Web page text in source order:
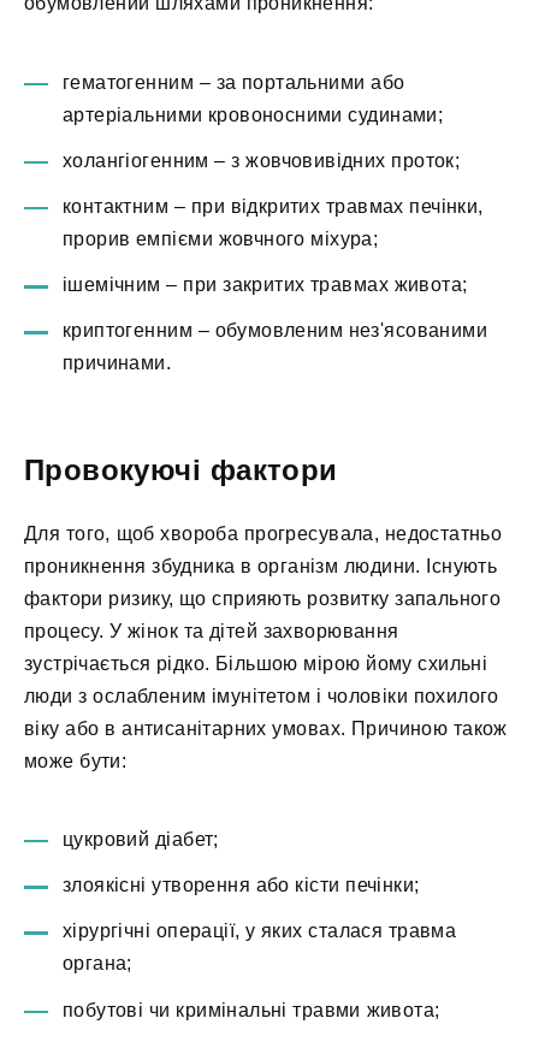
гематогенним – за портальними або
артеріальними кровоносними судинами;
холангіогенним – з жовчовивідних проток;
контактним – при відкритих травмах печінки,
прорив емпієми жовчного міхура;
ішемічним – при закритих травмах живота;
криптогенним – обумовленим нез'ясованими
причинами.
Провокуючі фактори
Для того, щоб хвороба прогресувала, недостатньо
проникнення збудника в організм людини. Існують
фактори ризику, що сприяють розвитку запального
процесу. У жінок та дітей захворювання
зустрічається рідко. Більшою мірою йому схильні
люди з ослабленим імунітетом і чоловіки похилого
віку або в антисанітарних умовах. Причиною також
може бути:
цукровий діабет;
злоякісні утворення або кісти печінки;
хірургічні операції, у яких сталася травма
органа;
побутові чи кримінальні травми живота;